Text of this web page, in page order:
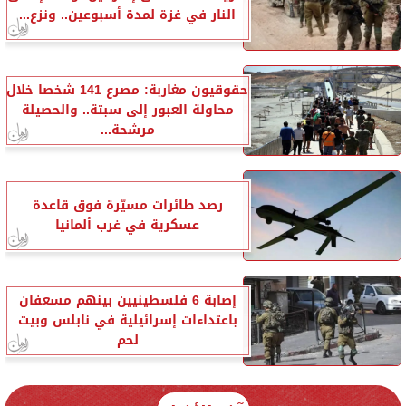
النار في غزة لمدة أسبوعين.. ونزع...
حقوقيون مغاربة: مصرع 141 شخصا خلال
محاولة العبور إلى سبتة.. والحصيلة
مرشحة...
رصد طائرات مسيّرة فوق قاعدة
عسكرية في غرب ألمانيا
إصابة 6 فلسطينيين بينهم مسعفان
باعتداءات إسرائيلية في نابلس وبيت
لحم